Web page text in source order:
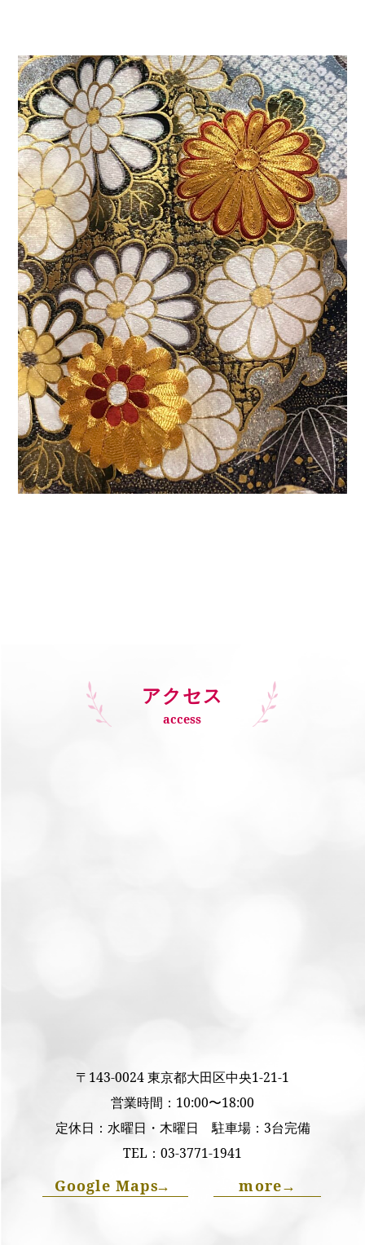
アクセス
access
〒143-0024 東京都大田区中央1-21-1
営業時間：10:00〜18:00
定休日：水曜日・木曜日 駐車場：3台完備
TEL： 03-3771-1941
Google Maps→ more→